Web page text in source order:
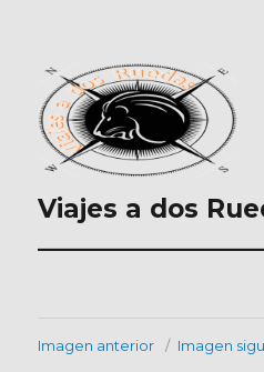
Viajes a dos
Imagen anterior Imagen